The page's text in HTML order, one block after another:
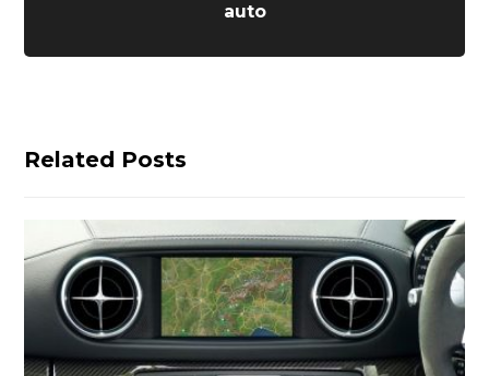
auto
Related Posts